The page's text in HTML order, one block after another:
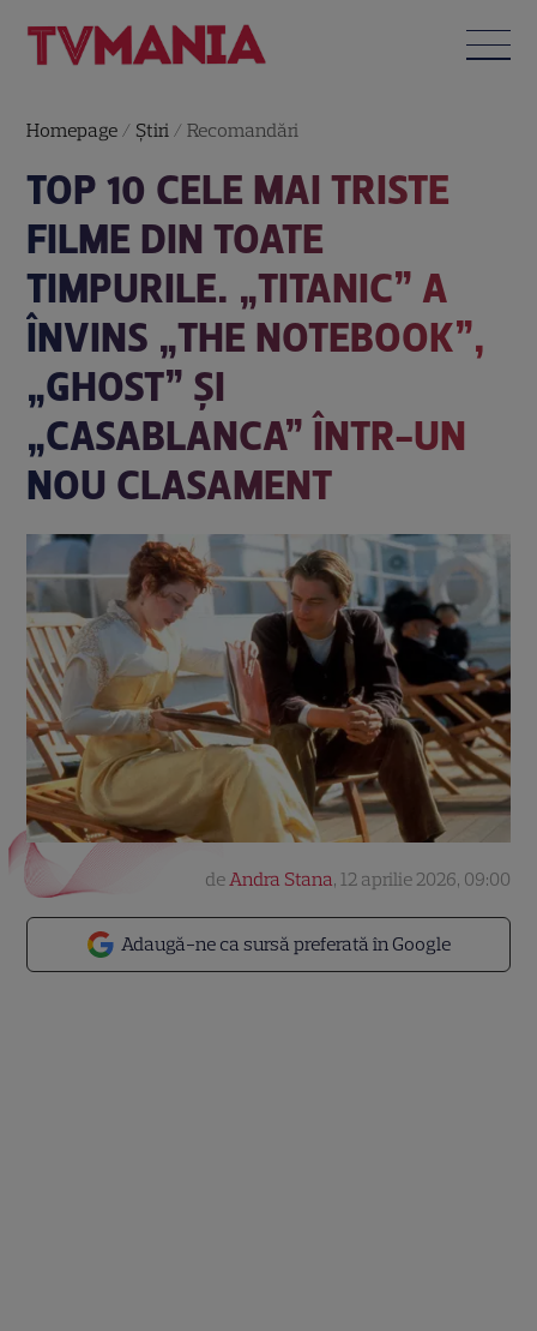
Homepage / Știri /Recomandări
TOP 10 CELE MAI TRISTE
FILME DIN TOATE
TIMPURILE. „TITANIC” A
ÎNVINS „THE NOTEBOOK”,
„GHOST” ȘI
„CASABLANCA” ÎNTR-UN
NOU CLASAMENT
Adaugă-ne ca sursă preferată în Google
deAndra Stana, 12 aprilie 2026, 09:00